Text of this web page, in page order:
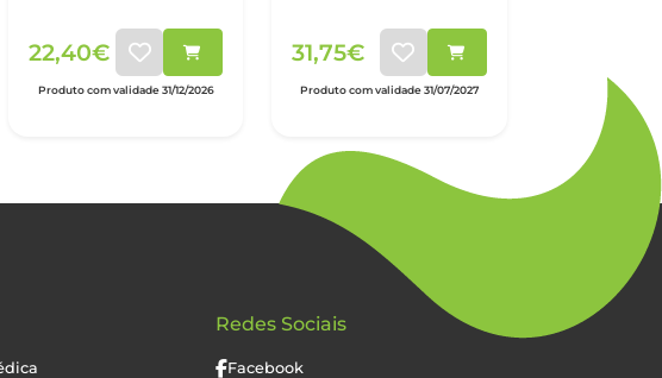
22,40€
Produto com validade 31/12/2026
31,75€
Produto com validade 31/07/2027 Produto com
Redes Sociais
Facebook